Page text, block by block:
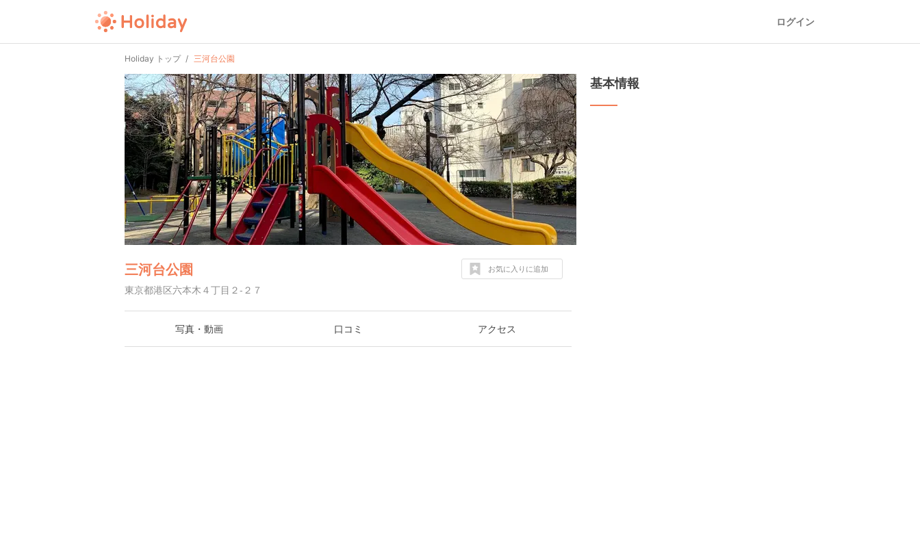
ログイン
Holiday トップ 三河台公園
三河台公園
東京都港区六本木４丁目２-２７
お気に入りに追加
写真・動画 口コミ アクセス
基本情報